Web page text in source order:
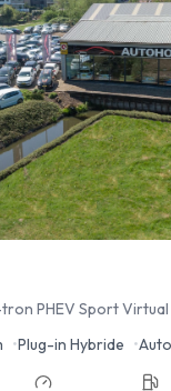
PHEV Sport
•Plug-in Hybride •